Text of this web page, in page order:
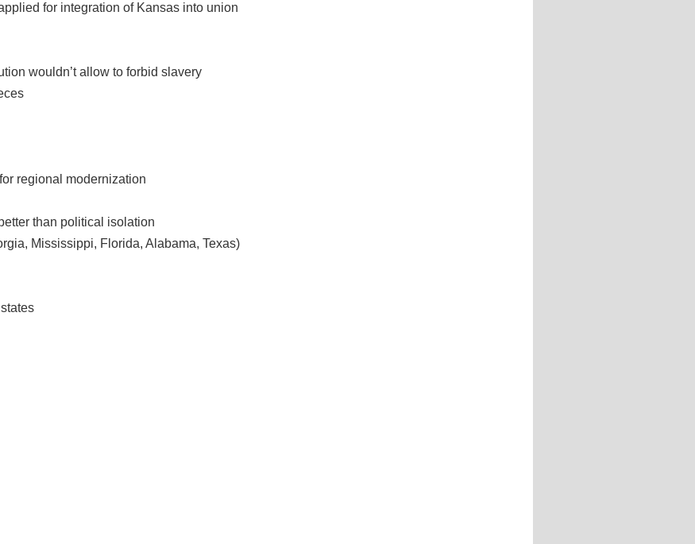
for integration of Kansas into union
wouldn’t allow to forbid slavery
regional modernization
than political isolation
Mississippi, Florida, Alabama, Texas)